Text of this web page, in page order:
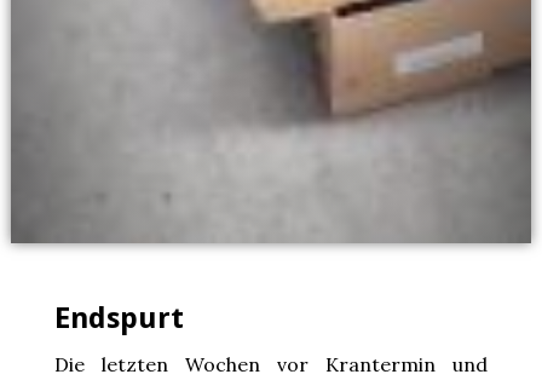
Endspurt
Die letzten Wochen vor Krantermin und